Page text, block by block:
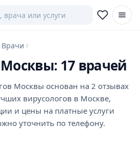
Врачи
17 врачей
Москвы основан на 2 отзывах
вирусологов в Москве,
и цены на платные услуги
уточнить по телефону.